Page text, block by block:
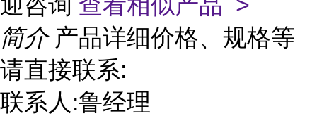
简介 产品详细价格、规格等
请直接联系:
联系人:鲁经理